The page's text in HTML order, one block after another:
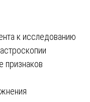
к исследованию
признаков